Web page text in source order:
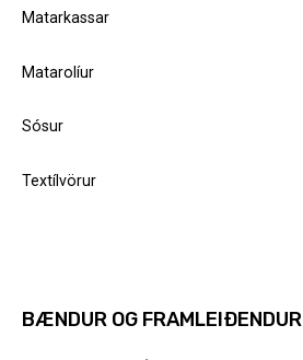
Matarkassar
Matarolíur
Sósur
Textílvörur
BÆNDUR OG FRAMLEIÐENDUR